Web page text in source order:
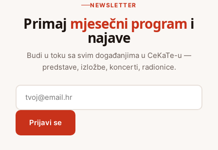
NEWSLETTER
Primaj mjesečni program i
najave
Budi u toku sa svim događanjima u CeKaTe-u —
predstave, izložbe, koncerti, radionice.
Prijavi se